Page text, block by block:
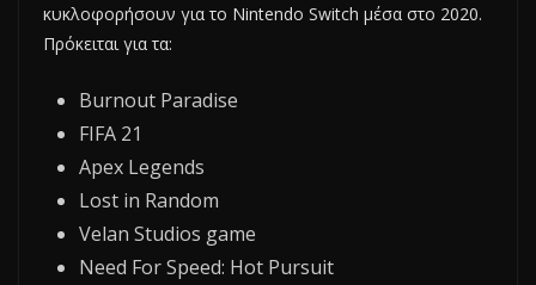
κυκλοφορήσουν για το Nintendo Switch μέσα στο 2020.
Πρόκειται για τα:
Burnout Paradise
FIFA 21
Apex Legends
Lost in Random
Velan Studios game
Need For Speed: Hot Pursuit